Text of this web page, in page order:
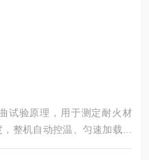
试验原理，用于测定耐火材
整机自动控温、匀速加载、
满足国标检测要求，广泛用